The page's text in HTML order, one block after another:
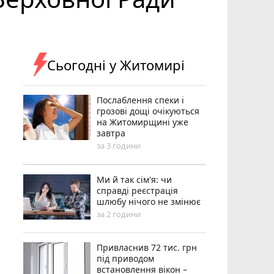
Сьогодні у Житомирі
Послаблення спеки і
грозові дощі очікуються
на Житомирщині уже
завтра
за 3 години
Ми й так сім'я: чи
справді реєстрація
шлюбу нічого не змінює
за 2 години
Привласнив 72 тис. грн
під приводом
встановлення вікон –